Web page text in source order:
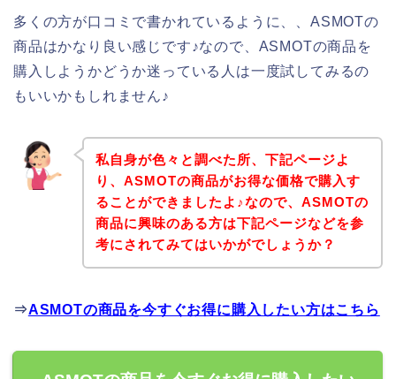
多くの方が口コミで書かれているように、、ASMOTの
商品はかなり良い感じです♪なので、ASMOTの商品を
購入しようかどうか迷っている人は一度試してみるの
もいいかもしれません♪
私自身が色々と調べた所、下記ページよ
り、ASMOTの商品がお得な価格で購入す
ることができましたよ♪なので、ASMOTの
商品に興味のある方は下記ページなどを参
考にされてみてはいかがでしょうか？
⇒ASMOTの商品を今すぐお得に購入したい方はこちら